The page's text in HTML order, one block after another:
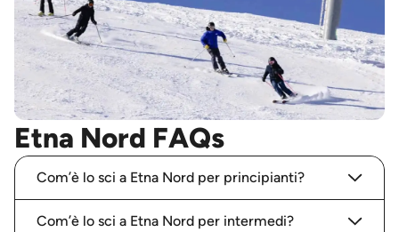
Etna Nord FAQs
Com’è lo sci a Etna Nord per principianti?
Com’è lo sci a Etna Nord per intermedi?